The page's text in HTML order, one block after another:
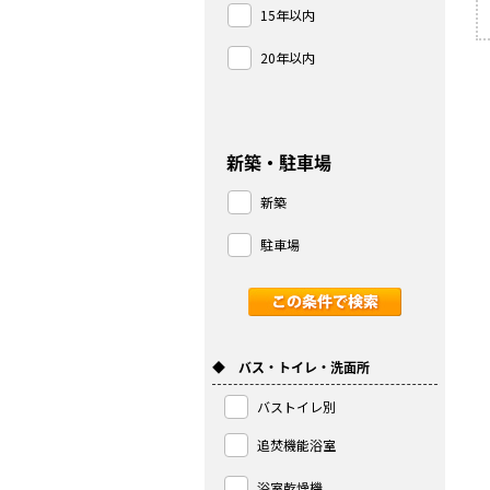
15年以内
20年以内
新築・駐車場
新築
駐車場
◆ バス・トイレ・洗面所
バストイレ別
追焚機能浴室